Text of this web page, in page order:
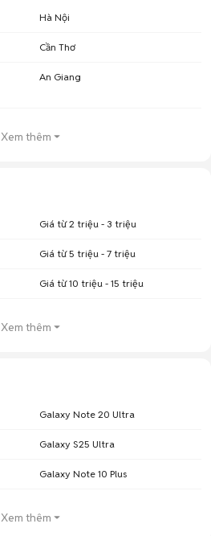
Hà Nội
Cần Thơ
An Giang
Xem thêm
Giá từ 2 triệu - 3 triệu
Giá từ 5 triệu - 7 triệu
Giá từ 10 triệu - 15 triệu
Xem thêm
Galaxy Note 20 Ultra
Galaxy S25 Ultra
Galaxy Note 10 Plus
Xem thêm